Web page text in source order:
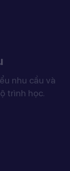
nhu cầu và
trình học.